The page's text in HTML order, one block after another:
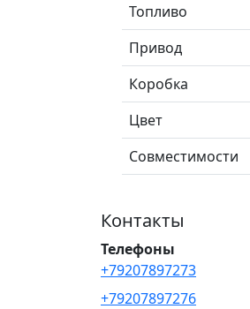
Топливо
Привод
Коробка
Цвет
Совместимости
Контакты
Телефоны
+79207897273
+79207897276